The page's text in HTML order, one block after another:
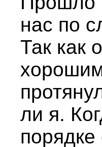
нас по
Так как
ли я.